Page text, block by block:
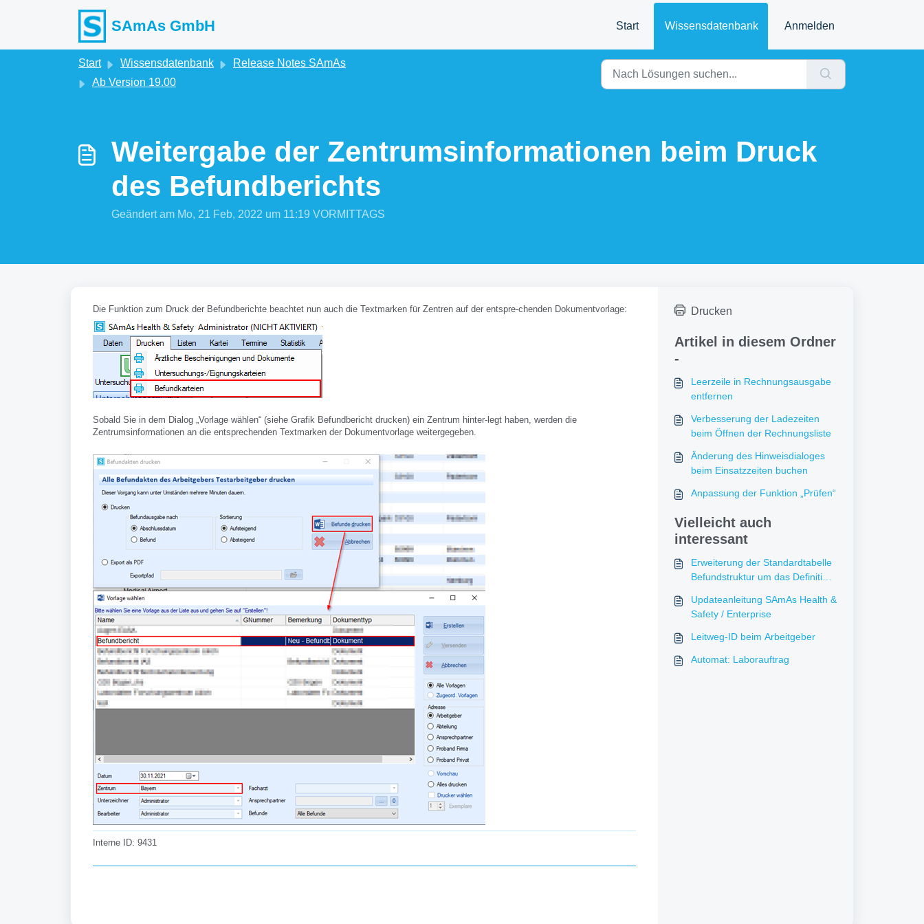
SAmAs GmbH Start Wissensdatenbank Anmelden
Start Wissensdatenbank
Release Notes SAmAs
Ab Version 19.00
Weitergabe der Zentrumsinformationen beim Druck
des Befundberichts
Geändert am Mo, 21 Feb, 2022 um 11:19 VORMITTAGS
Die Funktion zum Druck der Befundberichte beachtet nun auch die Textmarken für Zentren auf der entspre-chenden Dokumentvorlage:
Sobald Sie in dem Dialog „Vorlage wählen“ (siehe Grafik Befundbericht drucken) ein Zentrum hinter-legt haben, werden die
Zentrumsinformationen an die entsprechenden Textmarken der Dokumentvorlage weitergegeben.
Interne ID: 9431
Drucken
Artikel in diesem Ordner
-
Leerzeile in Rechnungsausgabe
entfernen
Verbesserung der Ladezeiten
beim Öffnen der Rechnungsliste
Änderung des Hinweisdialoges
beim Einsatzzeiten buchen
Anpassung der Funktion „Prüfen“
Vielleicht auch
interessant
Erweiterung der Standardtabelle
Befundstruktur um das Definition-
Felder"
Updateanleitung SAmAs Health &
Safety / Enterprise
Leitweg-ID beim Arbeitgeber
Automat: Laborauftrag